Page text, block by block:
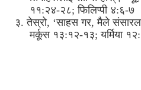
११:२४-२८; फिलिप्पी ४:६-७
३. तेस्रो, ‘साहस गर, मैले
मर्कूस १३:१२-१३; यर्मिया